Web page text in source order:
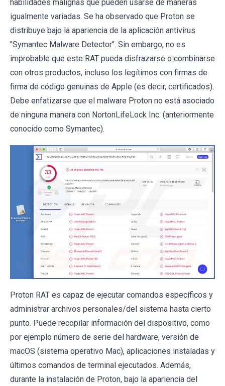
habilidades malignas que pueden usarse de maneras
igualmente variadas. Se ha observado que Proton se
distribuye bajo la apariencia de la aplicación antivirus
"Symantec Malware Detector". Sin embargo, no es
improbable que este RAT pueda disfrazarse o combinarse
con otros productos, incluso los legítimos con firmas de
firma de código genuinas de Apple (es decir, certificados).
Debe enfatizarse que el malware Proton no está asociado
de ninguna manera con NortonLifeLock Inc. (anteriormente
conocido como Symantec).
Proton RAT es capaz de ejecutar comandos específicos y
administrar archivos personales/del sistema hasta cierto
punto. Puede recopilar información del dispositivo, como
por ejemplo número de serie del hardware, versión de
macOS (sistema operativo Mac), aplicaciones instaladas y
últimos comandos de terminal ejecutados. Además,
durante la instalación de Proton, bajo la apariencia del